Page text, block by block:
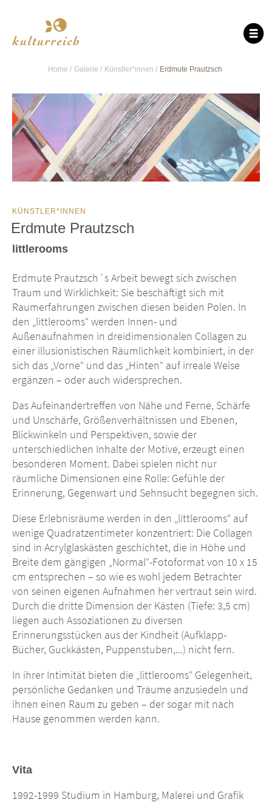
Home Galerie Künstler*innen Erdmute Prautzsch
KÜNSTLER*INNEN
Erdmute Prautzsch
littlerooms
Erdmute Prautzsch´s Arbeit bewegt sich zwischen
Traum und Wirklichkeit: Sie beschäftigt sich mit
Raumerfahrungen zwischen diesen beiden Polen. In
den „littlerooms“ werden Innen- und
Außenaufnahmen in dreidimensionalen Collagen zu
einer illusionistischen Räumlichkeit kombiniert, in der
sich das „Vorne“ und das „Hinten“ auf irreale Weise
ergänzen – oder auch widersprechen.
Das Aufeinandertreffen von Nähe und Ferne, Schärfe
und Unschärfe, Größenverhältnissen und Ebenen,
Blickwinkeln und Perspektiven, sowie der
unterschiedlichen Inhalte der Motive, erzeugt einen
besonderen Moment. Dabei spielen nicht nur
räumliche Dimensionen eine Rolle: Gefühle der
Erinnerung, Gegenwart und Sehnsucht begegnen sich.
Diese Erlebnisräume werden in den „littlerooms“ auf
wenige Quadratzentimeter konzentriert: Die Collagen
sind in Acrylglaskästen geschichtet, die in Höhe und
Breite dem gängigen „Normal“-Fotoformat von 10 x 15
cm entsprechen – so wie es wohl jedem Betrachter
von seinen eigenen Aufnahmen her vertraut sein wird.
Durch die dritte Dimension der Kästen (Tiefe: 3,5 cm)
liegen auch Assoziationen zu diversen
Erinnerungsstücken aus der Kindheit (Aufklapp-
Bücher, Guckkästen, Puppenstuben,...) nicht fern.
In ihrer Intimität bieten die „littlerooms“ Gelegenheit,
persönliche Gedanken und Träume anzusiedeln und
ihnen einen Raum zu geben – der sogar mit nach
Hause genommen werden kann.
Vita
1992-1999 Studium in Hamburg, Malerei und Grafik